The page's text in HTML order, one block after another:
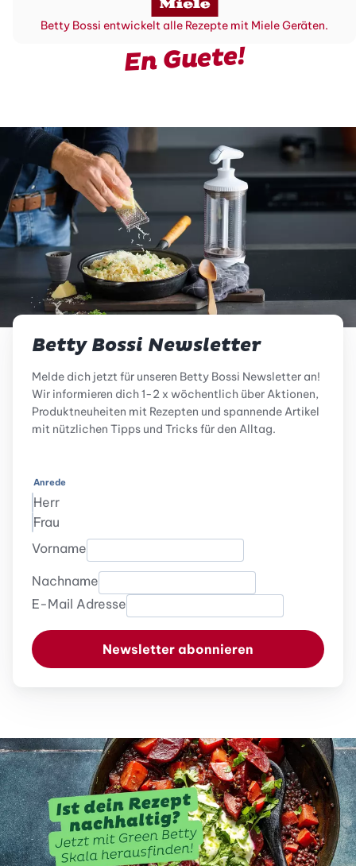
Betty Bossi entwickelt alle Rezepte mit Miele Geräten.
En Guete!
Betty Bossi Newsletter
Melde dich jetzt für unseren Betty Bossi Newsletter an!
Wir informieren dich 1-2 x wöchentlich über Aktionen,
Produktneuheiten mit Rezepten und spannende Artikel
mit nützlichen Tipps und Tricks für den Alltag.
Anrede
Herr
Frau
Vorname
Nachname
E-Mail Adresse
Newsletter abonnieren